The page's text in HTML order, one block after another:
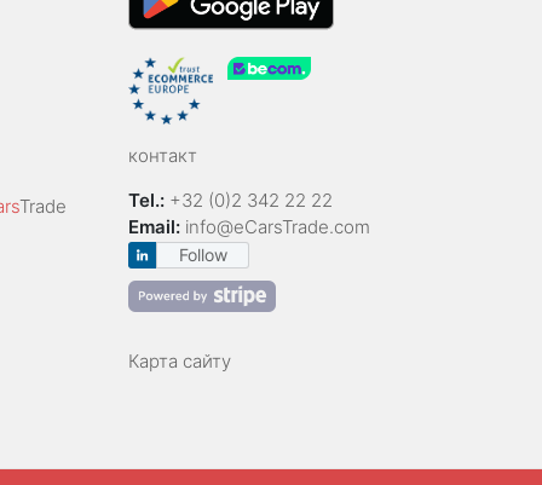
Trade
контакт
Tel.: +32 (0)2 342 22 22
Email: info@eCarsTrade.com
Follow
Карта сайту